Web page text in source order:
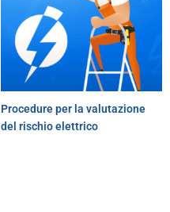
Procedure per la valutazione
del rischio elettrico